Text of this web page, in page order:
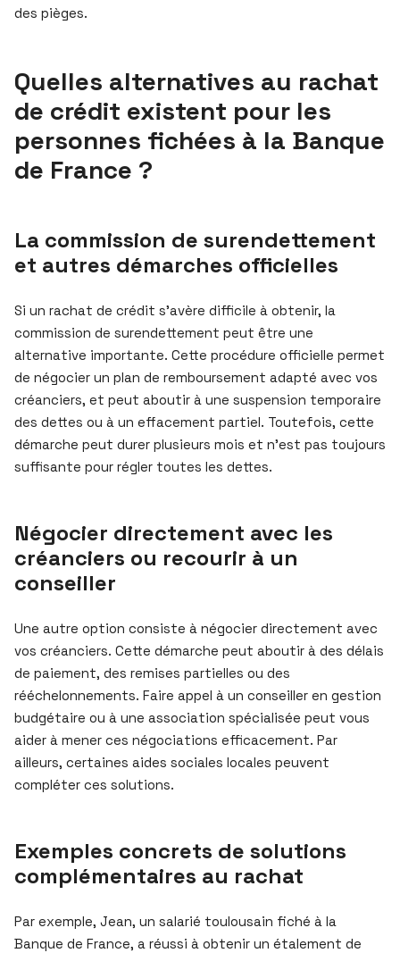
des pièges.
Quelles alternatives au rachat
de crédit existent pour les
personnes fichées à la Banque
de France ?
La commission de surendettement
et autres démarches officielles
Si un rachat de crédit s’avère difficile à obtenir, la
commission de surendettement peut être une
alternative importante. Cette procédure officielle permet
de négocier un plan de remboursement adapté avec vos
créanciers, et peut aboutir à une suspension temporaire
des dettes ou à un effacement partiel. Toutefois, cette
démarche peut durer plusieurs mois et n’est pas toujours
suffisante pour régler toutes les dettes.
Négocier directement avec les
créanciers ou recourir à un
conseiller
Une autre option consiste à négocier directement avec
vos créanciers. Cette démarche peut aboutir à des délais
de paiement, des remises partielles ou des
rééchelonnements. Faire appel à un conseiller en gestion
budgétaire ou à une association spécialisée peut vous
aider à mener ces négociations efficacement. Par
ailleurs, certaines aides sociales locales peuvent
compléter ces solutions.
Exemples concrets de solutions
complémentaires au rachat
Par exemple, Jean, un salarié toulousain fiché à la
Banque de France, a réussi à obtenir un étalement de